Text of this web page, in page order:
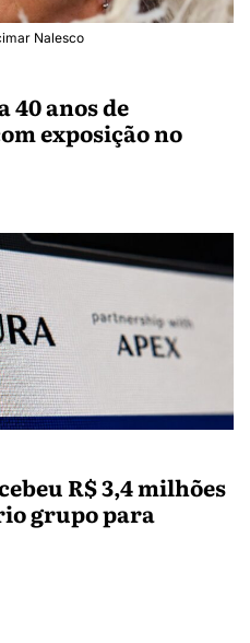
Nalesco
40 anos de
exposição no
R$ 3,4 milhões
grupo para